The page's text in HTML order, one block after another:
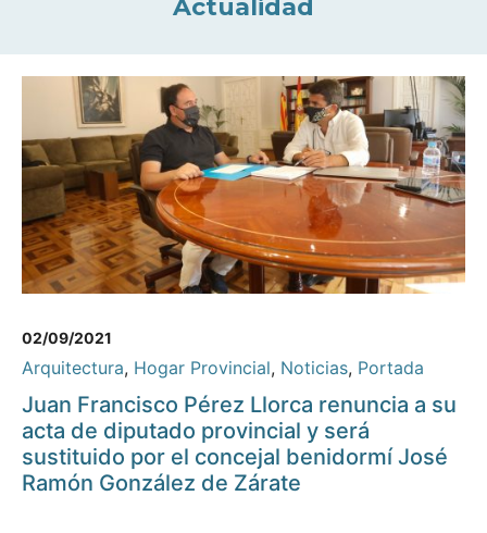
Actualidad
02/09/2021
Arquitectura, Hogar Provincial, Noticias, Portada
Juan Francisco Pérez Llorca renuncia a su
acta de diputado provincial y será
sustituido por el concejal benidormí José
Ramón González de Zárate